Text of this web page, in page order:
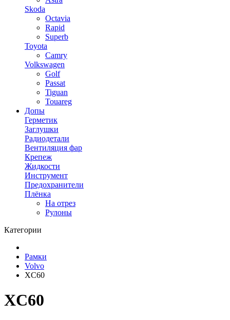
Skoda
Octavia
Rapid
Superb
Toyota
Camry
Volkswagen
Golf
Passat
Tiguan
Touareg
Допы
Герметик
Заглушки
Радиодетали
Вентиляция фар
Крепеж
Жидкости
Инструмент
Предохранители
Плёнка
На отрез
Рулоны
Категории
Рамки
Volvo
XC60
XC60